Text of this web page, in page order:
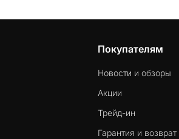
Покупателям
Новости и обзоры
Акции
Трейд-ин
Гарантия и возврат